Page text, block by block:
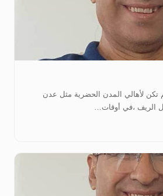
لأهالي المدن الحضرية مثل عدن
الريف ،في أوقات…